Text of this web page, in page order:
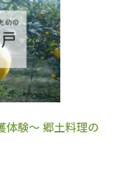
体験～ 郷土料理の